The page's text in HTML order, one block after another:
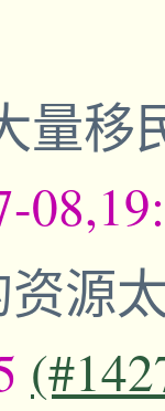
量移
资源